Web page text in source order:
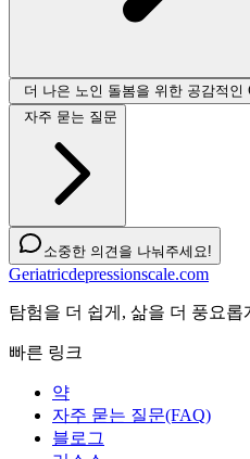
더 나은 노인 돌봄을 위한 공감적인
자주 묻는 질문
소중한 의견을 나눠주세요!
Geriatricdepressionscale.com
탐험을 더 쉽게, 삶을 더 풍요롭
빠른 링크
약
자주 묻는 질문(FAQ)
블로그